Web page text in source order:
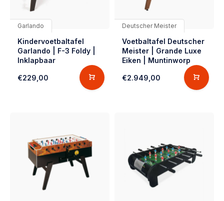
Garlando
Kindervoetbaltafel
Garlando | F-3 Foldy |
Inklapbaar
€229,00
Deutscher Meister
Voetbaltafel Deutscher
Meister | Grande Luxe
Eiken | Muntinworp
€2.949,00